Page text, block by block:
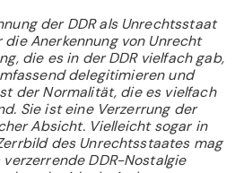
der DDR als Unrechtsstaat
Anerkennung von Unrecht
die es in der DDR vielfach gab,
delegitimieren und
der Normalität, die es vielfach
Sie ist eine Verzerrung der
Absicht. Vielleicht sogar in
des Unrechtsstaates mag
DDR-Nostalgie